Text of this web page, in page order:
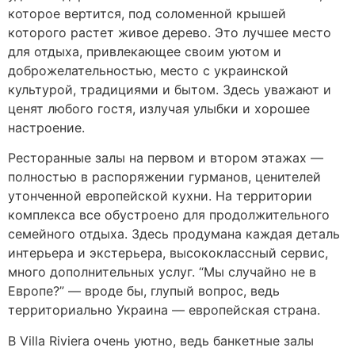
которое вертится, под соломенной крышей
которого растет живое дерево. Это лучшее место
для отдыха, привлекающее своим уютом и
доброжелательностью, место с украинской
культурой, традициями и бытом. Здесь уважают и
ценят любого гостя, излучая улыбки и хорошее
настроение.
Ресторанные залы на первом и втором этажах —
полностью в распоряжении гурманов, ценителей
утонченной европейской кухни. На территории
комплекса все обустроено для продолжительного
семейного отдыха. Здесь продумана каждая деталь
интерьера и экстерьера, высококлассный сервис,
много дополнительных услуг. “Мы случайно не в
Европе?” — вроде бы, глупый вопрос, ведь
территориально Украина — европейская страна.
В Villa Riviera очень уютно, ведь банкетные залы